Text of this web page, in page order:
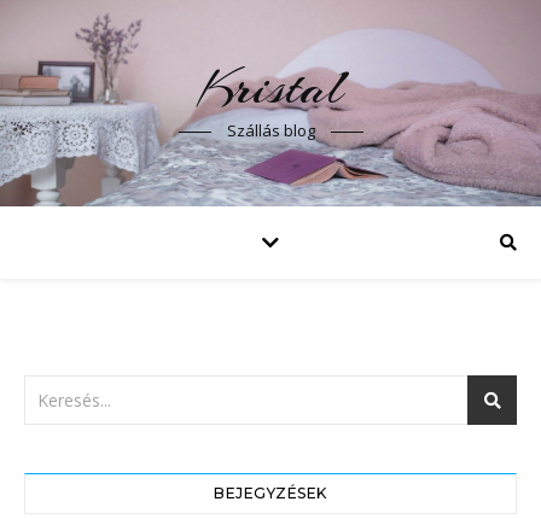
Kristal
Szállás blog
BEJEGYZÉSEK